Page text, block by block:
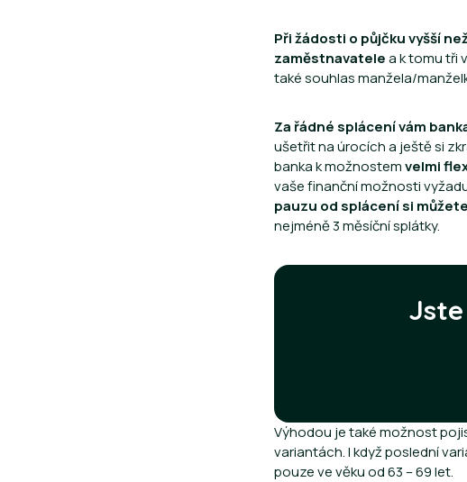
Při žádosti o půjčku vyšší
zaměstnavatelea k tomu tři
také souhlas manžela/
Za řádné splácení vám
ušetřit na úrocích a ještě si
banka k možnostemvelmi
vaše finanční možnosti
pauzu od splácení si
nejméně 3 měsíční splátky.
Výhodou je také možnost
variantách. I když poslední
pouze ve věku od 63 – 69 let.